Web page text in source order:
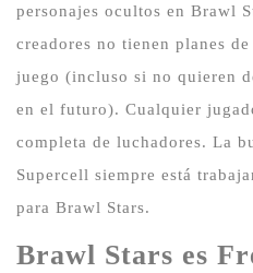
personajes ocultos en Brawl
creadores no tienen planes
juego (incluso si no quieren
en el futuro). Cualquier
completa de luchadores. La
Supercell siempre está
para Brawl Stars.
Brawl Stars es